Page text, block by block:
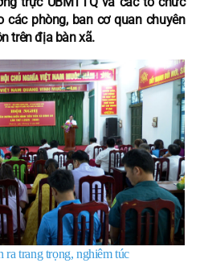
các phòng, ban cơ quan chuyên
trên địa bàn xã.
ra trang trọng, nghiêm túc